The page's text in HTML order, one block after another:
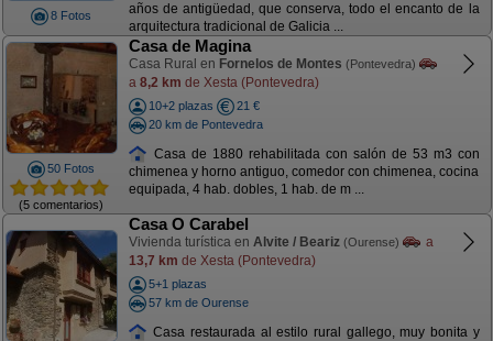
8 Fotos
años de antigüedad, que conserva, todo el encanto de la
arquitectura tradicional de Galicia ...
50 Fotos
(5 comentarios)
Casa de Magina
Casa Rural en Fornelos de Montes (Pontevedra)
a 8,2 km de Xesta (Pontevedra)
10+2 plazas
21 €
20 km de Pontevedra
Casa de 1880 rehabilitada con salón de 53 m3 con
chimenea y horno antiguo, comedor con chimenea, cocina
equipada, 4 hab. dobles, 1 hab. de m ...
Casa O Carabel
Vivienda turística en Alvite / Beariz (Ourense)
a
13,7 km de Xesta (Pontevedra)
5+1 plazas
57 km de Ourense
Casa restaurada al estilo rural gallego, muy bonita y